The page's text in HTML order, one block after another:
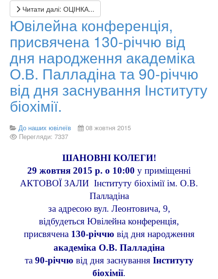
Читати далі: ОЦІНКА...
Ювілейна конференція,
присвячена 130-річчю від
дня народження академіка
О.В. Палладіна та 90-річчю
від дня заснування Інституту
біохімії.
До наших ювілеїв
08 жовтня 2015
Перегляди: 7337
ШАНОВНІ КОЛЕГИ!
29 жовтня 2015 р. о 10:00 у приміщенні
АКТОВОЇ ЗАЛИ Інституту біохімії ім. О.В.
Палладіна
за адресою вул. Леонтовича, 9,
відбудеться Ювілейна конференція,
присвячена 130-річчю від дня народження
академіка О.В. Палладіна
та 90-річчю від дня заснування Інституту
біохімії.